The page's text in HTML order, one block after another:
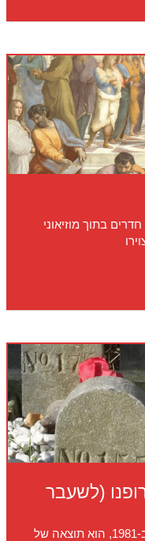
חדרי רפאל (Stanze di Raffaello) הם 4 חדרים בתוך מוזיאוני
(לשעבר
מוזיאון הקבורה לפידריו פרופנו שנחנך ב-1981, הוא תוצאה של